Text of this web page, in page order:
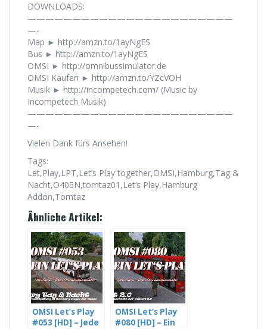
DOWNLOADS:
———————————————————————
—-
Map ► http://amzn.to/1ayNgES
Bus ► http://amzn.to/1ayNgES
OMSI ► http://omnibussimulator.de
OMSI Kaufen ► http://amzn.to/YZcVOH
Musik ► http://incompetech.com/ (Music by
Incompetech Musik)
———————————————————————
—-
Vielen Dank fürs Ansehen!
Tags:
Let,Play,LPT,Let’s Play together,OMSI,Hamburg,Tag &
Nacht,O405N,tomtaz01,Let’s Play,Hamburg
Addon,Tomtaz
Ähnliche Artikel:
OMSI Let’s Play
#053 [HD] – Jede
OMSI Let’s Play
#080 [HD] – Ein